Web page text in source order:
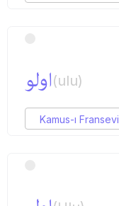
اولو(ulu)
Kamus-ı Fransevi